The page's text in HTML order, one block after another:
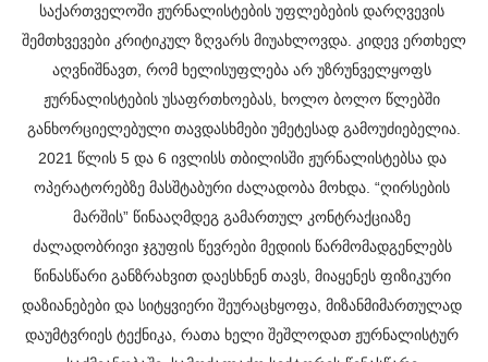
საქართველოში ჟურნალისტების უფლებების დარღვევის
შემთხვევები კრიტიკულ ზღვარს მიუახლოვდა. კიდევ ერთხელ
აღვნიშნავთ, რომ ხელისუფლება არ უზრუნველყოფს
ჟურნალისტების უსაფრთხოებას, ხოლო ბოლო წლებში
განხორციელებული თავდასხმები უმეტესად გამოუძიებელია.
2021 წლის 5 და 6 ივლისს თბილისში ჟურნალისტებსა და
ოპერატორებზე მასშტაბური ძალადობა მოხდა. “ღირსების
მარშის” წინააღმდეგ გამართულ კონტრაქციაზე
ძალადობრივი ჯგუფის წევრები მედიის წარმომადგენლებს
წინასწარი განზრახვით დაესხნენ თავს, მიაყენეს ფიზიკური
დაზიანებები და სიტყვიერი შეურაცხყოფა, მიზანმიმართულად
დაუმტვრიეს ტექნიკა, რათა ხელი შეშლოდათ ჟურნალისტურ